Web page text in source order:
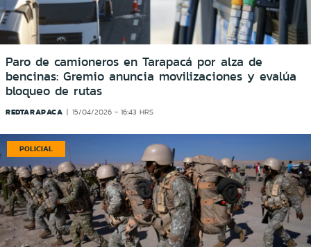
Paro de camioneros en Tarapacá por alza de
bencinas: Gremio anuncia movilizaciones y evalúa
bloqueo de rutas
REDTARAPACA 15/04/2026 - 16:43 HRS
POLICIAL